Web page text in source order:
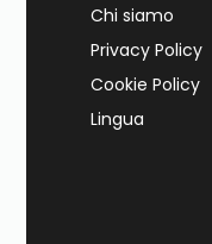
Chi siamo
Privacy Policy
Cookie Policy
Lingua